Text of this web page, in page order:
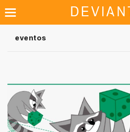
eventos